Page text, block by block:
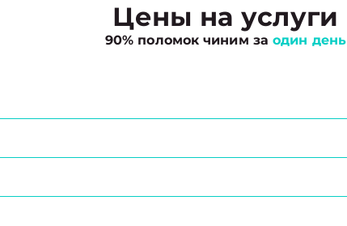
Цены на услуги
90% поломок чиним заодин день